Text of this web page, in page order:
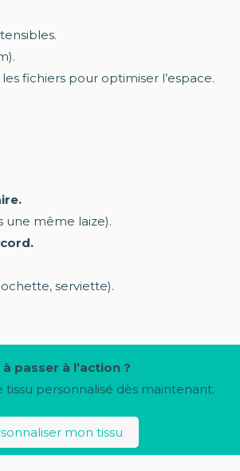
fichiers pour optimiser l’espace.
une même laize).
serviette).
passer à l’action ?
personnalisé dès maintenant.
mon tissu